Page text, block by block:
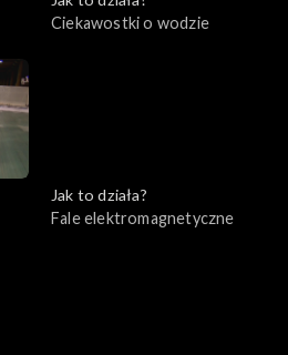
Ciekawostki o wodzie
Jak to działa?
Fale elektromagnetyczne